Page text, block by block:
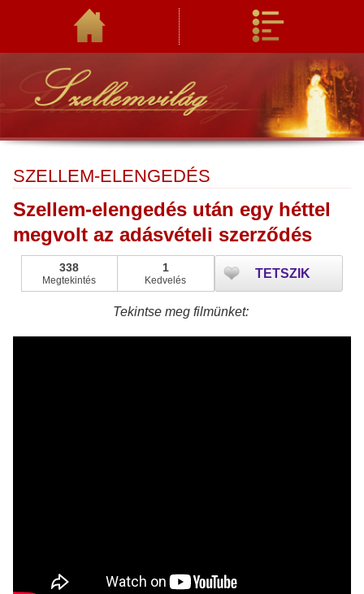
SZELLEM-ELENGEDÉS
Szellem-elengedés után egy héttel
megvolt az adásvételi szerződés
338
Megtekintés
1
Kedvelés TETSZIK
Tekintse meg filmünket: